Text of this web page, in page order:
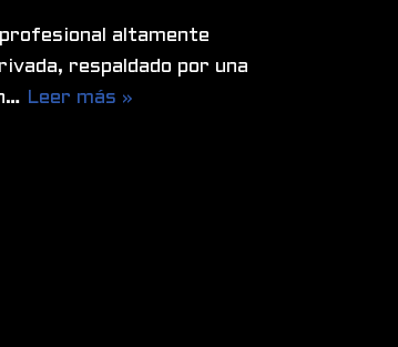
altamente
respaldado por una
Leer más »